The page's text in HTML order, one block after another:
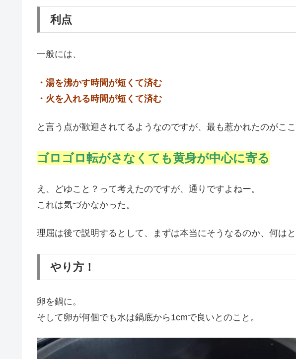
利点
一般には、
・湯を沸かす時間が短くて済む
・火を入れる時間が短くて済む
と言う点が歓迎されてるようなのですが、最も惹かれたのがここ
ゴロゴロ転がさなくても黄身が中心に寄る
え、どゆこと？って考えたのですが、通りですよねー。
これは気づかなかった。
理屈は後で説明するとして、まずは本当にそうなるのか、何は
やり方！
卵を鍋に。
そして卵が何個でも水は鍋底から1cmで良いとのこと。